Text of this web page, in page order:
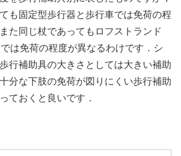
も固定型歩行器と歩行車では免荷の程
た同じ杖であってもロフストランド
は免荷の程度が異なるわけです．シ
行補助具の大きさとしては大きい補助
分な下肢の免荷が図りにくい歩行補助
ておくと良いです．